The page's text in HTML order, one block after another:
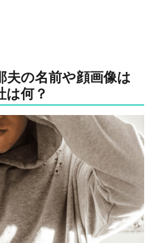
夫の名前や顔画像は
は何？